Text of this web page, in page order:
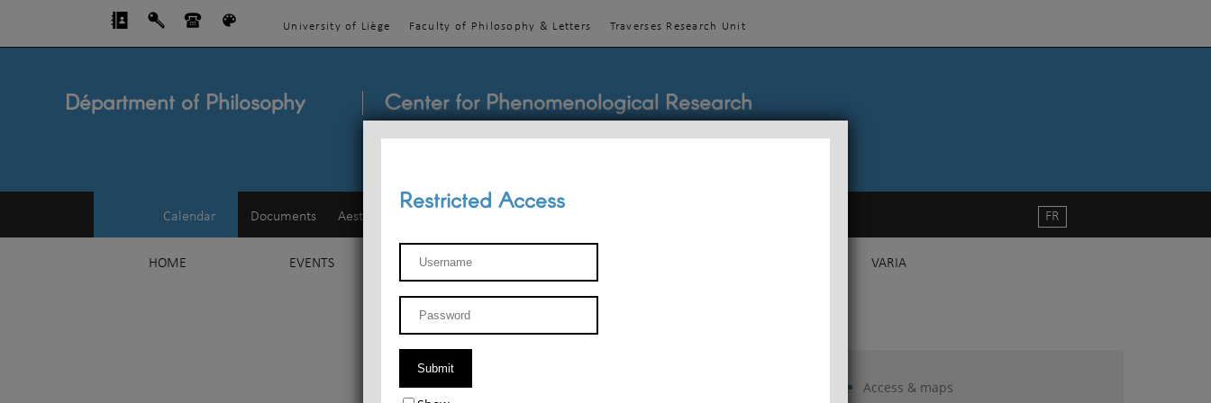
University of Liège Faculty of Philosophy & Letters Traverses Research Unit
Départment of Philosophy Center for Phenomenological Research
Calendar Documents Aesthetics
HOME EVENTS TEACHINGS VARIA
FR
Access & maps
Restricted Access